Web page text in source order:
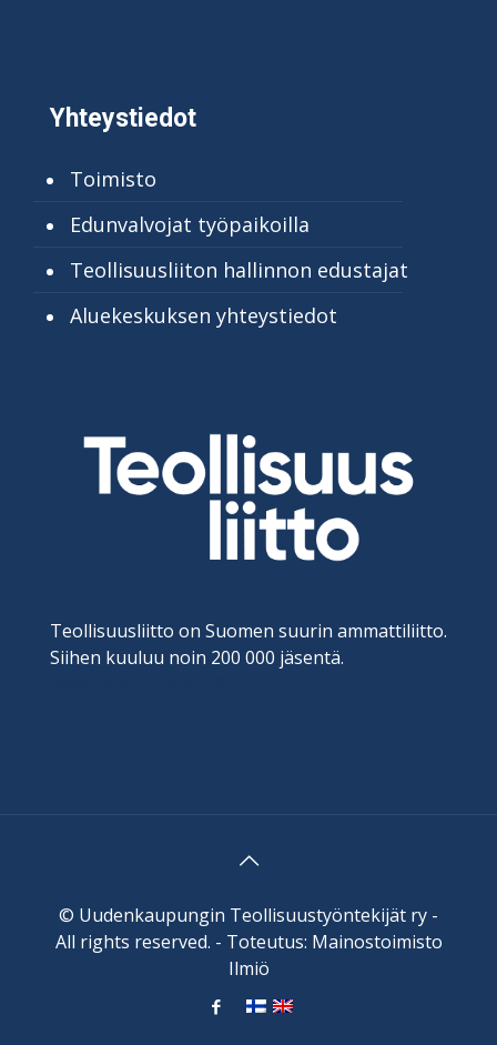
Yhteystiedot
Toimisto
Edunvalvojat työpaikoilla
Teollisuusliiton hallinnon edustajat
Aluekeskuksen yhteystiedot
Teollisuusliitto on Suomen suurin ammattiliitto.
Siihen kuuluu noin 200 000 jäsentä.
© Uudenkaupungin Teollisuustyöntekijät ry -
All rights reserved. - Toteutus: Mainostoimisto
Ilmiö